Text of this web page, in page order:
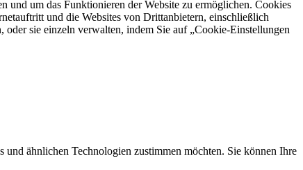
und um das Funktionieren der Website zu ermöglichen. Cookies
und die Websites von Drittanbietern, einschließlich
sie einzeln verwalten, indem Sie auf „Cookie-Einstellungen
ähnlichen Technologien zustimmen möchten. Sie können Ihre